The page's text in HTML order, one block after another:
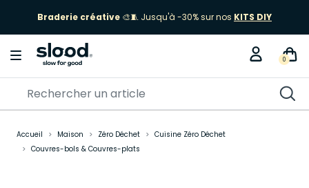
Braderie créative 🎨🧵 Jusqu'à -30% sur nos KITS DIY
0
Accueil Maison Zéro Déchet
Cuisine Zéro Déchet
Couvres-bols & Couvres-plats